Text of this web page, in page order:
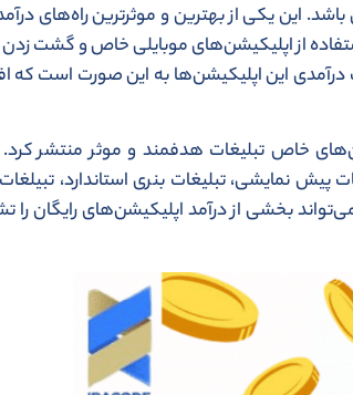
این یکی از بهترین و موثرترین راه‌های
از اپلیکیشن‌های موبایلی خاص و گشت زدن
این اپلیکیشن‌ها به این صورت است که
خاص تبلیغات هدفمند و موثر منتشر کرد.
پیش نمایشی، تبلیغات بنری استاندارد،
بخشی از درآمد اپلیکیشن‌های رایگان را